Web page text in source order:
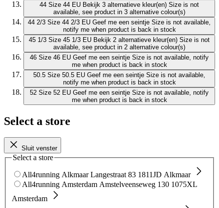
44 Size 44 EU Bekijk 3 alternatieve kleur(en) Size is not
available, see product in 3 alternative colour(s)
44 2/3 Size 44 2/3 EU Geef me een seintje Size is not available,
notify me when product is back in stock
45 1/3 Size 45 1/3 EU Bekijk 2 alternatieve kleur(en) Size is not
available, see product in 2 alternative colour(s)
46 Size 46 EU Geef me een seintje Size is not available, notify
me when product is back in stock
50.5 Size 50.5 EU Geef me een seintje Size is not available,
notify me when product is back in stock
52 Size 52 EU Geef me een seintje Size is not available, notify
me when product is back in stock
Select a store
Sluit venster
Select a store
All4running Alkmaar Langestraat 83 1811JD Alkmaar
All4running Amsterdam Amstelveenseweg 130 1075XL
Amsterdam